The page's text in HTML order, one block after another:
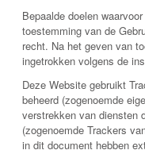
Bepaalde doelen
toestemming van de
recht. Na het geven van
ingetrokken volgens de
Deze Website gebruikt
beheerd (zogenoemde
verstrekken van diensten
(zogenoemde Trackers
in dit document hebben